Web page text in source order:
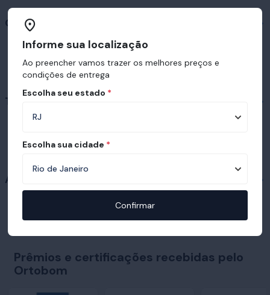
Colchões em destaque
Travesseiros em destaque
Acessórios
Prêmios e certificações recebidas pelo
Ortobom
Informe sua localização
Ao preencher vamos trazer os melhores preços e
condições de entrega
Escolha seu estado *
Escolha sua cidade *
Confirmar